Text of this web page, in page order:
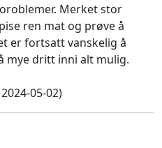
Merket stor
ren mat og prøve å
er fortsatt vanskelig å
mye dritt inni alt mulig.
05-02)